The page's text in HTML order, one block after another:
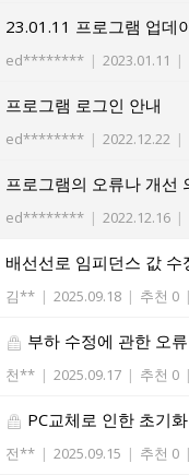
23.01.11 프로그램 업데
ed******** | 2023.01.11 |
프로그램 로그인 안내
ed******** | 2022.12.22 |
프로그램의 오류나 개선
ed******** | 2022.12.16 |
배선선로 임피던스 값 수
김** | 2025.09.18 | 추천 0 |
부하 수정에 관한 오류
천** | 2025.09.17 | 추천 0 |
PC교체로 인한 초기
전** | 2025.09.15 | 추천 0 |